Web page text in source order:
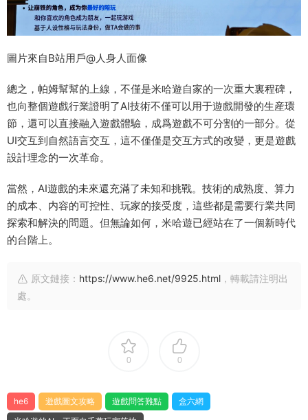
圖片來自B站用戶@人身人面像
總之，帕姆幫幫的上線，不僅是米哈遊自家的一次重大裏程碑，
也向整個遊戲行業證明了AI技術不僅可以用于遊戲開發的生産環
節，還可以直接融入遊戲體驗，成爲遊戲不可分割的一部分。從
UI交互到自然語言交互，這不僅僅是交互方式的改變，更是遊戲
設計理念的一次革命。
當然，AI遊戲的未來還充滿了未知和挑戰。技術的成熟度、算力
的成本、内容的可控性、玩家的接受度，這些都是需要行業共同
探索和解決的問題。但無論如何，米哈遊已經站在了一個新時代
的台階上。
原文鏈接： https://www.he6.net/9925.html ，轉載請注明出
處。
0 0
he6 遊戲圖文攻略 遊戲問答難點
盒六網